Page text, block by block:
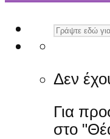
Δεν
Για
στο